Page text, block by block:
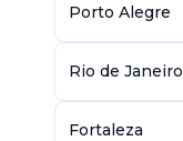
Porto Alegre
Rio de Janeiro
Fortaleza